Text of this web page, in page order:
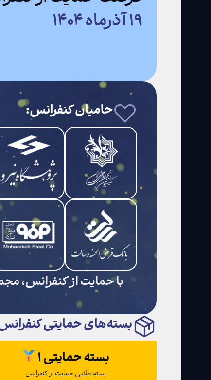
۱۹ آذرماه ۱۴۰۴
حامیان کنفرانس:
با حمایت از کنفرانس،
بسته‌های حمایتی
بسته حمایتی ۱
بسته طلایی حمایت از کنفرانس